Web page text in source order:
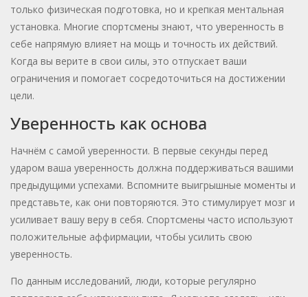
только физическая подготовка, но и крепкая ментальная
установка. Многие спортсмены знают, что уверенность в
себе напрямую влияет на мощь и точность их действий.
Когда вы верите в свои силы, это отпускает ваши
ограничения и помогает сосредоточиться на достижении
цели.
Уверенность как основа
Начнём с самой уверенности. В первые секунды перед
ударом ваша уверенность должна поддерживаться вашими
предыдущими успехами. Вспомните выигрышные моменты и
представьте, как они повторяются. Это стимулирует мозг и
усиливает вашу веру в себя. Спортсмены часто используют
положительные аффирмации, чтобы усилить свою
уверенность.
По данным исследований, люди, которые регулярно